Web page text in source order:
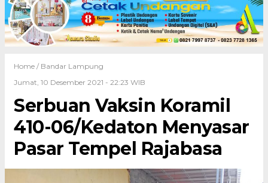
Home / Bandar Lampung
Jumat, 10 Desember 2021 - 22:23 WIB
Serbuan Vaksin Koramil
410-06/Kedaton Menyasar
Pasar Tempel Rajabasa